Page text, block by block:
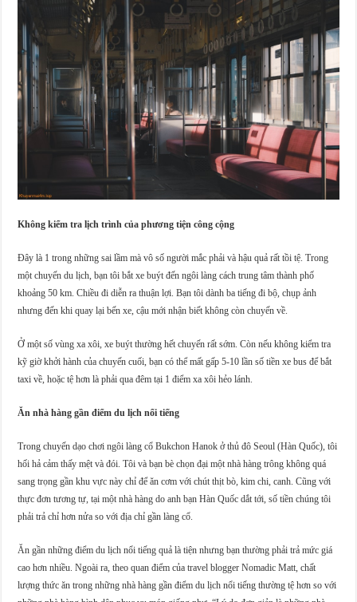
Không kiểm tra lịch trình của phương tiện công cộng
Đây là 1 trong những sai lầm mà vô số người mắc phải và hậu quả rất tồi tệ. Trong
một chuyến du lịch, bạn tôi bắt xe buýt đến ngôi làng cách trung tâm thành phố
khoảng 50 km. Chiều đi diễn ra thuận lợi. Bạn tôi dành ba tiếng đi bộ, chụp ảnh
nhưng đến khi quay lại bến xe, cậu mới nhận biết không còn chuyến về.
Ở một số vùng xa xôi, xe buýt thường hết chuyến rất sớm. Còn nếu không kiểm tra
kỹ giờ khởi hành của chuyến cuối, bạn có thể mất gấp 5-10 lần số tiền xe bus để bắt
taxi về, hoặc tệ hơn là phải qua đêm tại 1 điểm xa xôi hẻo lánh.
Ăn nhà hàng gần điểm du lịch nổi tiếng
Trong chuyến dạo chơi ngôi làng cổ Bukchon Hanok ở thủ đô Seoul (Hàn Quốc), tôi
hối hả cảm thấy mệt và đói. Tôi và bạn bè chọn đại một nhà hàng trông không quá
sang trọng gần khu vực này chỉ để ăn cơm với chút thịt bò, kim chi, canh. Cũng với
thực đơn tương tự, tại một nhà hàng do anh bạn Hàn Quốc dắt tới, số tiền chúng tôi
phải trả chỉ hơn nửa so với địa chỉ gần làng cổ.
Ăn gần những điểm du lịch nổi tiếng quả là tiện nhưng bạn thường phải trả mức giá
cao hơn nhiều. Ngoài ra, theo quan điểm của travel blogger Nomadic Matt, chất
lượng thức ăn trong những nhà hàng gần điểm du lịch nổi tiếng thường tệ hơn so với